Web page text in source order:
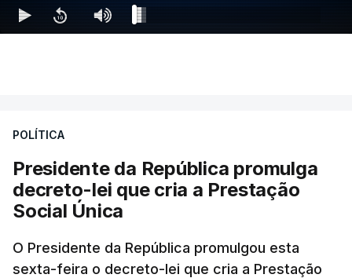
POLÍTICA
Presidente da República promulga
decreto-lei que cria a Prestação
Social Única
O Presidente da República promulgou esta
sexta-feira o decreto-lei que cria a Prestação